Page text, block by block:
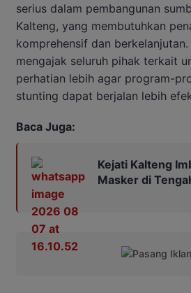
serius dalam pembangunan
Kalteng, yang membutuhkan
komprehensif dan
mengajak seluruh pihak terkait
perhatian lebih agar program-
stunting dapat berjalan lebih
Baca Juga:
Kejati Kalteng
Masker di